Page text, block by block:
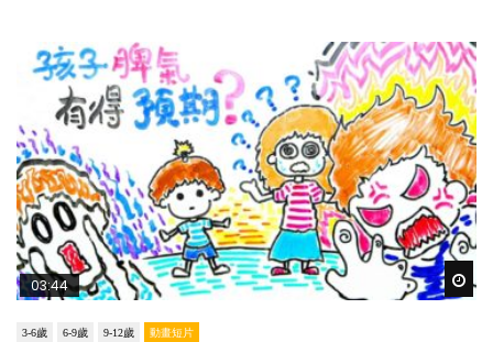
03:44
3-6歲 6-9歲 9-12歲 動畫短片